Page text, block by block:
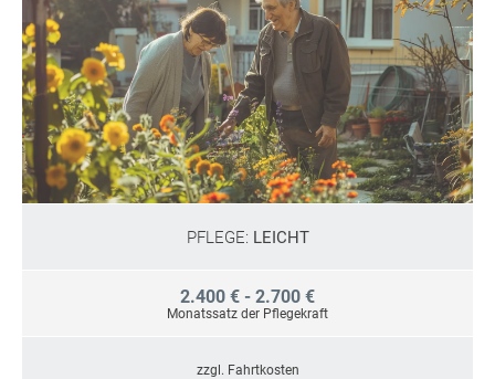
PFLEGE: LEICHT
2.400 € - 2.700 €
Monatssatz der Pflegekraft
zzgl. Fahrtkosten